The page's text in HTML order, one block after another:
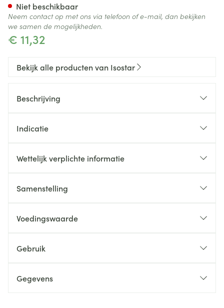
€ 11,32
Niet beschikbaar
Neem contact op met ons via telefoon of e-mail, dan bekijken
we samen de mogelijkheden.
Bekijk alle producten van Isostar
Beschrijving
Indicatie
Wettelijk verplichte informatie
Samenstelling
Voedingswaarde
Gebruik
Gegevens